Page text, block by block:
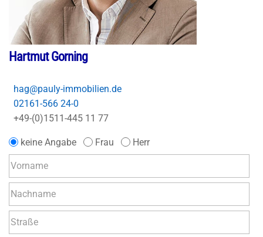
Hartmut Gorning
hag@pauly-immobilien.de
02161-566 24-0
+49-(0)1511-445 11 77
keine Angabe Frau Herr